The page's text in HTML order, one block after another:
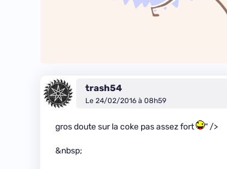
trash54
Le 24/02/2016 à 08h59
gros doute sur la coke pas assez fort " />
&nbsp;